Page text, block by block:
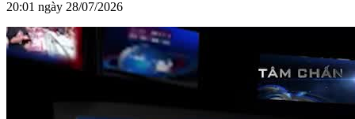
20:01 ngày 28/07/2026